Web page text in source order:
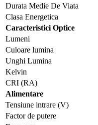
Durata Medie De Viata
Clasa Energetica
Caracteristici Optice
Lumeni
Culoare lumina
Unghi Lumina
Kelvin
CRI (RA)
Alimentare
Tensiune intrare (V)
Factor de putere